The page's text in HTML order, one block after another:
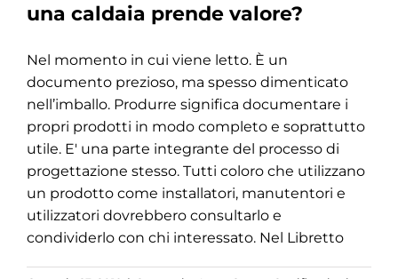
una caldaia prende valore?
Nel momento in cui viene letto. È un
documento prezioso, ma spesso dimenticato
nell’imballo. Produrre significa documentare i
propri prodotti in modo completo e soprattutto
utile. E' una parte integrante del processo di
progettazione stesso. Tutti coloro che utilizzano
un prodotto come installatori, manutentori e
utilizzatori dovrebbero consultarlo e
condividerlo con chi interessato. Nel Libretto